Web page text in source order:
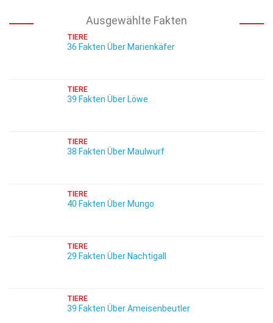
Ausgewählte Fakten
TIERE
36 Fakten Über Marienkäfer
TIERE
39 Fakten Über Löwe
TIERE
38 Fakten Über Maulwurf
TIERE
40 Fakten Über Mungo
TIERE
29 Fakten Über Nachtigall
TIERE
39 Fakten Über Ameisenbeutler